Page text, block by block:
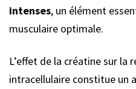
intenses, un élément
musculaire optimale.
L’effet de la créatine sur la
intracellulaire constitue un